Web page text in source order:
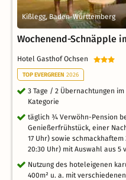
Kißlegg, Baden-Württemberg
Wochenend-Schnäpple
Hotel Gasthof Ochsen
TOP EVERGREEN 2026
3 Tage / 2 Übernachtungen
Kategorie
täglich ¾ Verwöhn-Pension
Genießerfrühstück, einer
17 Uhr) sowie schmackhaftem
20:30 Uhr) mit Auswahl aus 5
Nutzung des hoteleigenen
400m² u. a. mit